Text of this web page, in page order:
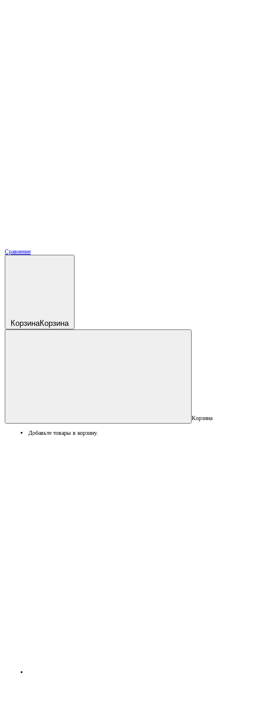
Сравнение
КорзинаКорзина
Корзина
Добавьте товары в корзину.